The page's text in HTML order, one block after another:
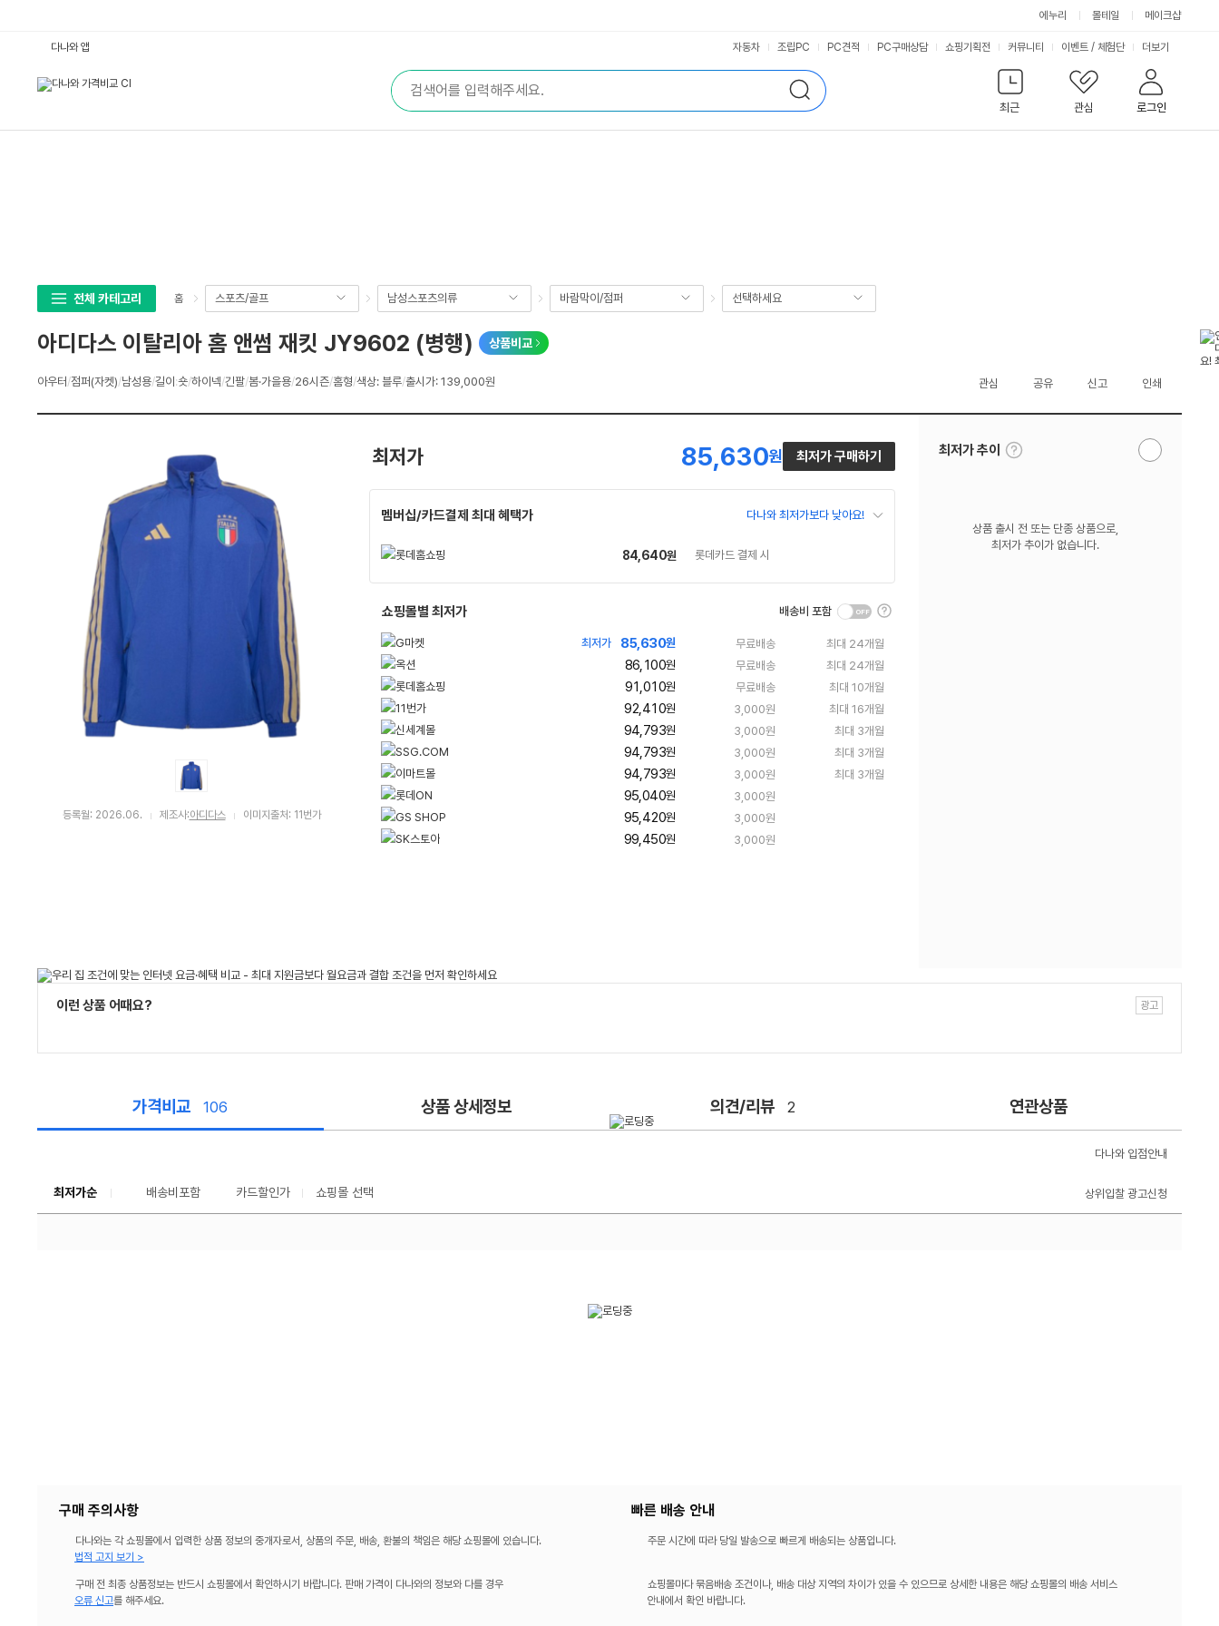
에누리 몰테일
메이크샵
합
검
색
검
색
최근
관심 로그인
다나와 앱 자동차 조립PC PC견적 PC구매상담 쇼핑기획전 커뮤니티 이벤트 / 체험단 서
비
스
더보기
전체 카테고리 홈 스포츠/골프 남성스포츠의류 바람막이/점퍼 선택하세요
아디다스 이탈리아 홈 앤썸 재킷 JY9602 (병행) 상품비교
상
아우터 /점퍼(자켓)/남성용/길이 :숏/하이넥/긴팔/봄·가을용/26시즌/홈형/색상: 블루/출시가: 139,000원 관심 공유 신고 인쇄
등록월: 2026.06. 제조사:아디다스 이미지출처: 11번가
최저가 85,630원 최저가 구매하기
멤버십/카드결제 최대 혜택가 다나와 최저가보다 낮아요!
84,640원 롯데카드 결제 시
쇼핑몰별 최저가 배송비 포함
툴
팁
보
기
최저가 85,630원 무료배송 최대 24개월
86,100원 무료배송 최대 24개월
91,010원 무료배송 최대 10개월
92,410원 3,000원 최대 16개월
94,793원
빠
배
송
3,000원 최대 3개월
94,793원
빠
배
송
3,000원 최대 3개월
94,793원
빠
배
송
3,000원 최대 3개월
95,040원
빠
배
송
3,000원
95,420원 3,000원
99,450원 3,000원
최저가 추이
툴
팁
알
상품 출시 전 또는 단종 상품으로,
최저가 추이가 없습니다.
이런 상품 어때요?
가격비교 106 상품 상세정보 의견/리뷰 2 연관상품
다나와 입점안내
최저가순 배송비포함 카드할인가 쇼핑몰 선택 상위입찰 광고신청
구매 주의사항
다나와는 각 쇼핑몰에서 입력한 상품 정보의 중개자로서, 상품의 주문, 배송, 환불의 책임은 해당 쇼핑몰에 있습니다.
법적 고지 보기 >
구매 전 최종 상품정보는 반드시 쇼핑몰에서 확인하시기 바랍니다. 판매 가격이 다나와의 정보와 다를 경우
오류 신고를 해주세요.
빠른 배송 안내
주문 시간에 따라 당일 발송으로 빠르게 배송되는 상품입니다.
쇼핑몰마다 묶음배송 조건이나, 배송 대상 지역의 차이가 있을 수 있으므로 상세한 내용은 해당 쇼핑몰의 배송 서비스
안내에서 확인 바랍니다.